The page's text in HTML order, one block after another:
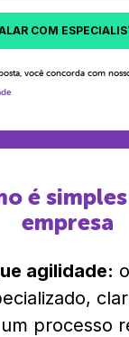
COM
você concorda com
é
empresa
agilidade:
processo